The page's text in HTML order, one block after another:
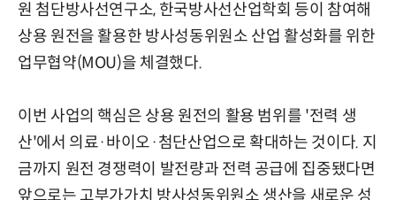
원 첨단방사선연구소, 한국방사선산업학회 등이 참여해
상용 원전을 활용한 방사성동위원소 산업 활성화를 위한
업무협약(MOU)을 체결했다.
이번 사업의 핵심은 상용 원전의 활용 범위를 '전력 생
산'에서 의료·바이오·첨단산업으로 확대하는 것이다. 지
금까지 원전 경쟁력이 발전량과 전력 공급에 집중됐다면
앞으로는 고부가가치 방사성동위원소 생산을 새로운 성